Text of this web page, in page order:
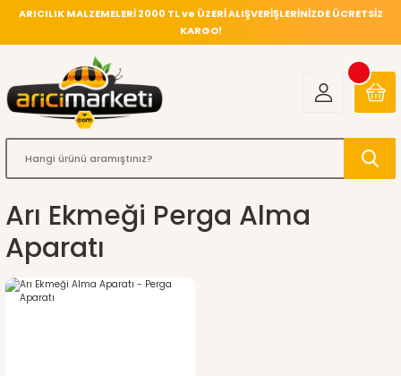
ARICILIK MALZEMELERİ 2000 TL ve ÜZERİ ALIŞVERİŞLERİNİZDE ÜCRETSİZ
KARGO!
Arı Ekmeği Perga Alma
Aparatı